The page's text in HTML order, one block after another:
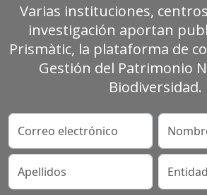
Varias instituciones,
investigación aportan
Prismàtic, la plataforma de
Gestión del Patrimonio
Biodiversidad.
Correo electrónico Nombre
Apellidos Entidad